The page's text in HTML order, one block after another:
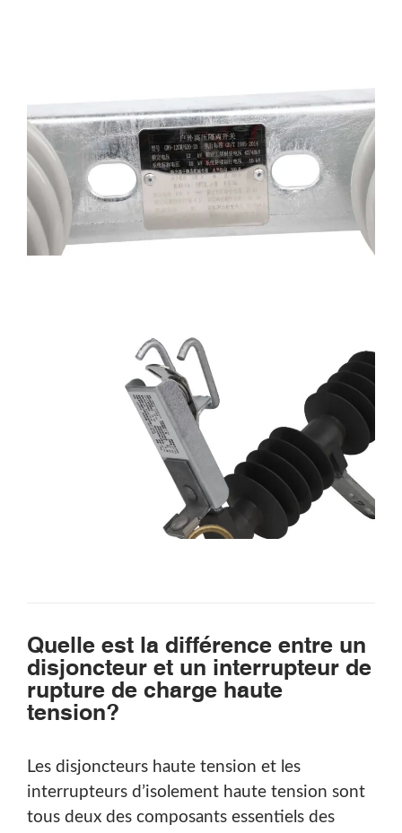
Quelle est la différence entre un
disjoncteur et un interrupteur de
rupture de charge haute
tension?
Les disjoncteurs haute tension et les
interrupteurs d’isolement haute tension sont
tous deux des composants essentiels des